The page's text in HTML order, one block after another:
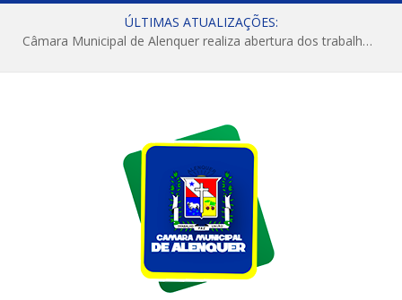
ÚLTIMAS ATUALIZAÇÕES:
Câmara Municipal de Alenquer realiza abertura dos trabalhos do 4º Período Legislativo